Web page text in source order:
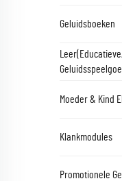
Geluidsboeken
Moeder & Kind
Klankmodules
Promotionele